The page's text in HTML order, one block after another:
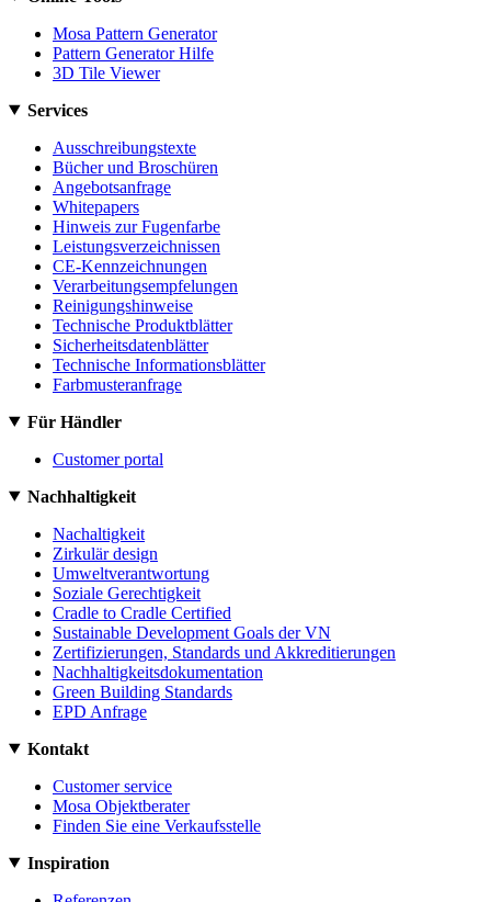
Mosa Pattern Generator
Pattern Generator Hilfe
3D Tile Viewer
Services
Ausschreibungstexte
Bücher und Broschüren
Angebotsanfrage
Whitepapers
Hinweis zur Fugenfarbe
Leistungsverzeichnissen
CE-Kennzeichnungen
Verarbeitungsempfelungen
Reinigungshinweise
Technische Produktblätter
Sicherheitsdatenblätter
Technische Informationsblätter
Farbmusteranfrage
Für Händler
Customer portal
Nachhaltigkeit
Nachaltigkeit
Zirkulär design
Umweltverantwortung
Soziale Gerechtigkeit
Cradle to Cradle Certified
Sustainable Development Goals der VN
Zertifizierungen, Standards und Akkreditierungen
Nachhaltigkeitsdokumentation
Green Building Standards
EPD Anfrage
Kontakt
Customer service
Mosa Objektberater
Finden Sie eine Verkaufsstelle
Inspiration